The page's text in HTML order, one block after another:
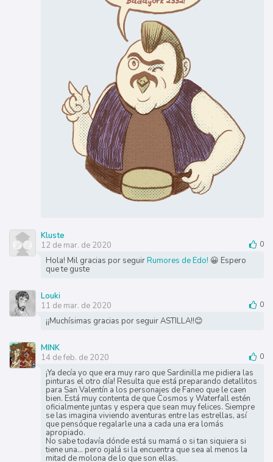
Kluste
12 de mar. de 2020
0
Hola! Mil gracias por seguirRumores de Edo! 😀 Espero
que te guste
Louki
11 de mar. de 2020
0
¡¡Muchísimas gracias por seguir ASTILLA!!😊
MINK
14 de feb. de 2020
0
¡Ya decía yo que era muy raro que Sardinilla me pidiera las
pinturas el otro día! Resulta que está preparando detallitos
para San Valentín a los personajes de Faneo que le caen
bien. Está muy contenta de que Cosmos y Waterfall estén
oficialmente juntas y espera que sean muy felices. Siempre
se las imagina viviendo aventuras entre las estrellas, así
que pensóque regalarle una a cada una era lomás
apropiado.
No sabe todavía dónde está su mamá o si tan siquiera si
tiene una... pero ojalá si la encuentra que sea al menos la
mitad de molona de lo que son ellas.